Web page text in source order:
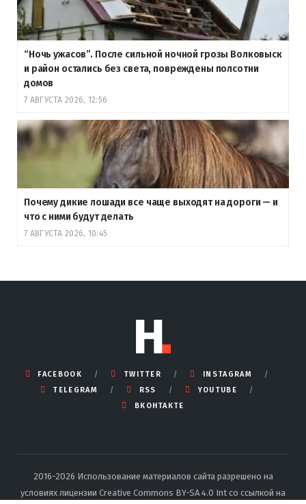
“Ночь ужасов”. После сильной ночной грозы Волковыск
и район остались без света, повреждены полсотни
домов
7 АВГУСТА 2026, 12:56
Почему дикие лошади все чаще выходят на дороги — и
что с ними будут делать
7 АВГУСТА 2026, 10:45
FACEBOOK TWITTER
INSTAGRAM
TELEGRAM
RSS
YOUTUBE
ВКОНТАКТЕ
2016-2026 Использование материалов сайта разрешено на
условиях лицензии Creative Commons BY-SA 4.0 Int со ссылкой на